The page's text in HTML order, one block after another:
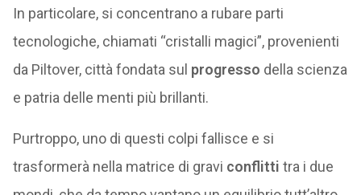
In particolare, si concentrano a rubare parti
tecnologiche, chiamati “cristalli magici”, provenienti
da Piltover, città fondata sul progresso della scienza
e patria delle menti più brillanti.
Purtroppo, uno di questi colpi fallisce e si
trasformerà nella matrice di gravi conflitti tra i due